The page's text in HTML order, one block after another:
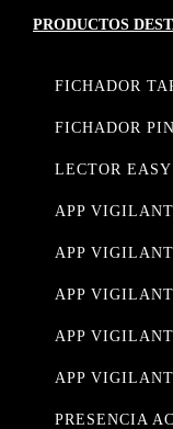
PRODUCTOS
FICHADOR
FICHADOR
LECTOR EASY
APP
APP
APP
APP
APP
PRESENCIA